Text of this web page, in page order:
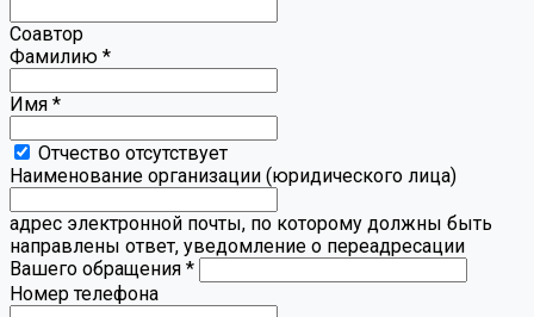
Соавтор
Фамилию *
Имя *
Отчество отсутствует
Наименование организации (юридического лица)
адрес электронной почты, по которому должны быть
направлены ответ, уведомление о переадресации
Вашего обращения *
Номер телефона